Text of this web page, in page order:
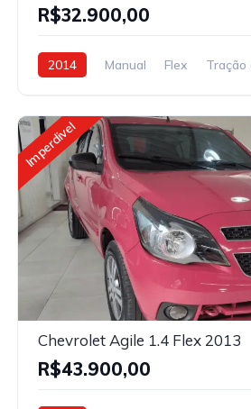
R$32.900,00
2014 Manual Flex Tração
Imperdivel
Chevrolet Agile 1.4 Flex 2013
R$43.900,00